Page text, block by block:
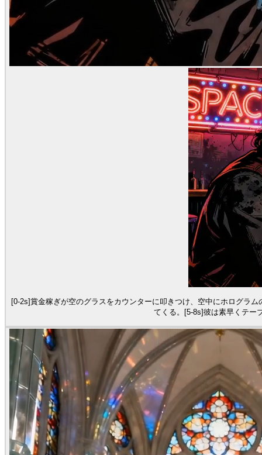
[0-2s]賞金稼ぎが空のグラスをカウンターに叩きつけ、空中にホログラ
てくる。[5-8s]彼は素早くテー